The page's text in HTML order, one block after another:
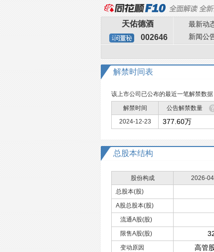
天佑德酒
002646
最新动
新闻公
解禁时间表
该上市公司已公布的最近一笔解禁数据
解禁时间
公告解禁数量
2024-12-23
377.60万
总股本结构
股份构成 2026-
总股本(股)
A股总股本(股)
流通A股(股)
限售A股(股)
变动原因 高管